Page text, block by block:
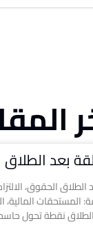
بعد الطلاق
الحقوق،
المالية،
نقطة تحول